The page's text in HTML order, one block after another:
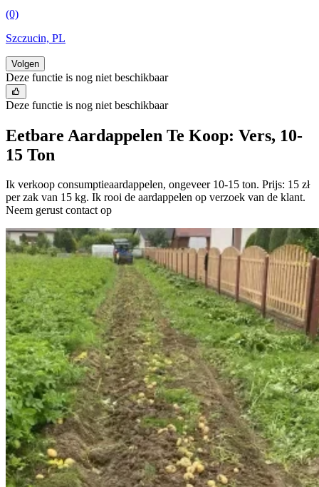
(0)
Szczucin, PL
Volgen
Deze functie is nog niet beschikbaar
Deze functie is nog niet beschikbaar
Eetbare Aardappelen Te Koop: Vers, 10-
15 Ton
Ik verkoop consumptieaardappelen, ongeveer 10-15 ton. Prijs: 15 zł
per zak van 15 kg. Ik rooi de aardappelen op verzoek van de klant.
Neem gerust contact op